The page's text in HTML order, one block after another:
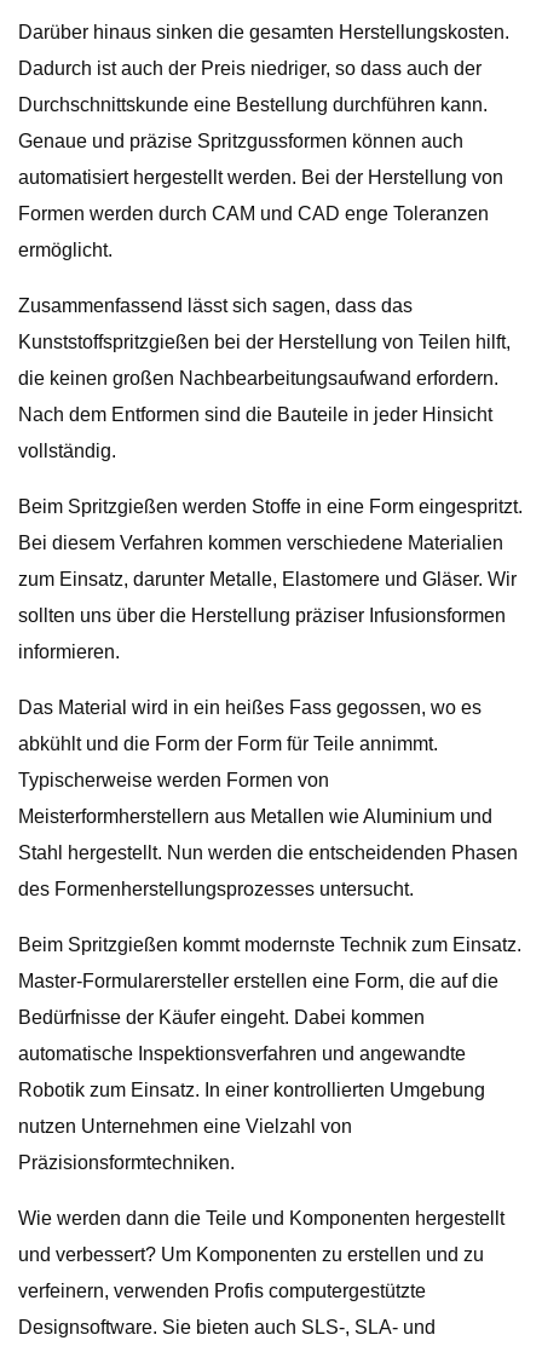
Darüber hinaus sinken die gesamten Herstellungskosten.
Dadurch ist auch der Preis niedriger, so dass auch der
Durchschnittskunde eine Bestellung durchführen kann.
Genaue und präzise Spritzgussformen können auch
automatisiert hergestellt werden. Bei der Herstellung von
Formen werden durch CAM und CAD enge Toleranzen
ermöglicht.
Zusammenfassend lässt sich sagen, dass das
Kunststoffspritzgießen bei der Herstellung von Teilen hilft,
die keinen großen Nachbearbeitungsaufwand erfordern.
Nach dem Entformen sind die Bauteile in jeder Hinsicht
vollständig.
Beim Spritzgießen werden Stoffe in eine Form eingespritzt.
Bei diesem Verfahren kommen verschiedene Materialien
zum Einsatz, darunter Metalle, Elastomere und Gläser. Wir
sollten uns über die Herstellung präziser Infusionsformen
informieren.
Das Material wird in ein heißes Fass gegossen, wo es
abkühlt und die Form der Form für Teile annimmt.
Typischerweise werden Formen von
Meisterformherstellern aus Metallen wie Aluminium und
Stahl hergestellt. Nun werden die entscheidenden Phasen
des Formenherstellungsprozesses untersucht.
Beim Spritzgießen kommt modernste Technik zum Einsatz.
Master-Formularersteller erstellen eine Form, die auf die
Bedürfnisse der Käufer eingeht. Dabei kommen
automatische Inspektionsverfahren und angewandte
Robotik zum Einsatz. In einer kontrollierten Umgebung
nutzen Unternehmen eine Vielzahl von
Präzisionsformtechniken.
Wie werden dann die Teile und Komponenten hergestellt
und verbessert? Um Komponenten zu erstellen und zu
verfeinern, verwenden Profis computergestützte
Designsoftware. Sie bieten auch SLS-, SLA- und